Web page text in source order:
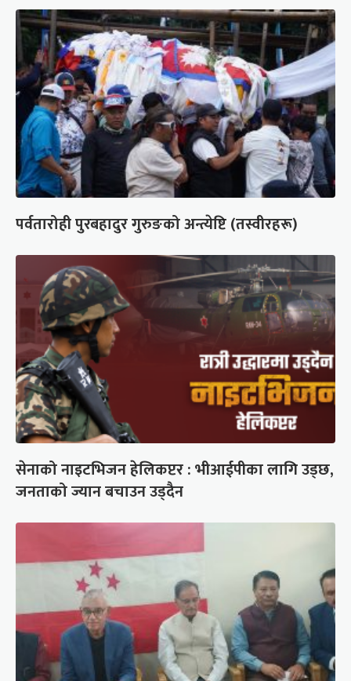
पर्वतारोही पुरबहादुर गुरुङको अन्त्येष्टि (तस्वीरहरू)
सेनाको नाइटभिजन हेलिकप्टर : भीआईपीका लागि उड्छ,
जनताको ज्यान बचाउन उड्दैन